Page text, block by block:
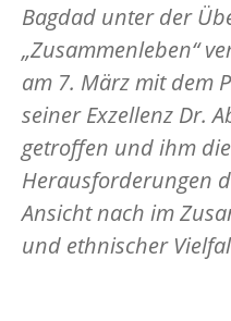
Bagdad unter der
„Zusammenleben“
am 7. März mit dem
seiner Exzellenz Dr.
getroffen und ihm
Herausforderungen
Ansicht nach im
und ethnischer